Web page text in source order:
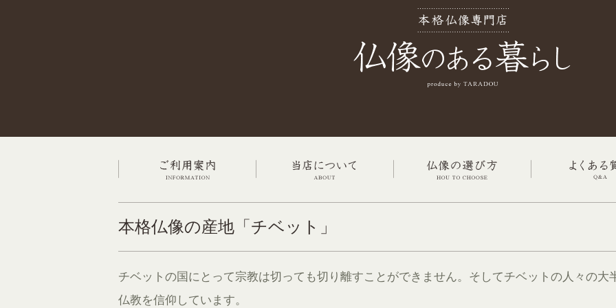
本格仏像の産地「チベット」
チベットの国にとって宗教は切っても切り離すことができません。そしてチベットの人々の大
仏教を信仰しています。